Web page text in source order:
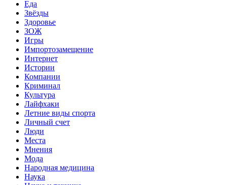
Еда
Звёзды
Здоровье
ЗОЖ
Игры
Импортозамещение
Интернет
Истории
Компании
Криминал
Культура
Лайфхаки
Летние виды спорта
Личный счет
Люди
Места
Мнения
Мода
Народная медицина
Наука